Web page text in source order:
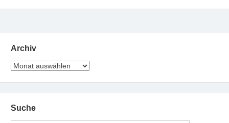
Archiv
Archiv
Suche